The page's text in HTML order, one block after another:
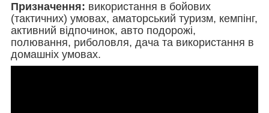
Призначення: використання в бойових
(тактичних) умовах, аматорський туризм, кемпінг,
активний відпочинок, авто подорожі,
полювання, риболовля, дача та використання в
домашніх умовах.